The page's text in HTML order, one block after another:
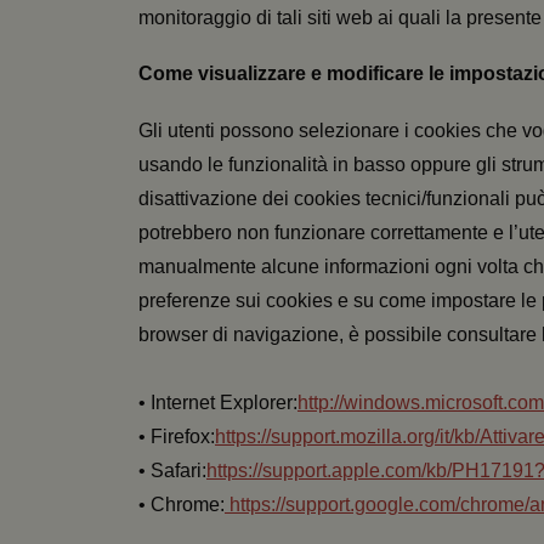
monitoraggio di tali siti web ai quali la
Come visualizzare e modificare le
Gli utenti possono selezionare i cookies che
usando le funzionalità in basso oppure gli
disattivazione dei cookies tecnici/funzionali
potrebbero non funzionare correttamente e
manualmente alcune informazioni ogni volta
preferenze sui cookies e su come impostare
browser di navigazione, è possibile consultare
• Internet Explorer:http://
• Firefox:https://support.mozilla.org/it/kb/
• Safari:https://support.apple.com/kb/
• Chrome: https://support.google.com/chrome/
__cf_bm
__cf_bm
__cf_bm
__cf_bm